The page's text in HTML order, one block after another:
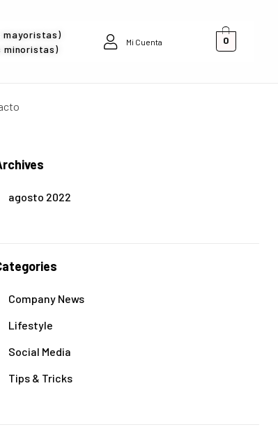
mayoristas)
minoristas)
Mi Cuenta 0
agosto 2022
Company News
Lifestyle
Social Media
Tips & Tricks